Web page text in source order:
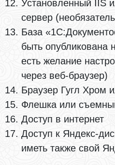
Установленный IIS
сервер
База
быть опубликована
есть желание
через веб-браузер)
Браузер Гугл Хром
Флешка или
Доступ в интернет
Доступ к Яндекс-
иметь также свой